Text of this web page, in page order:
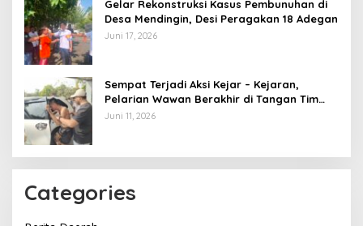
Gelar Rekonstruksi Kasus Pembunuhan di
Desa Mendingin, Desi Peragakan 18 Adegan
Juni 17, 2026
Sempat Terjadi Aksi Kejar – Kejaran,
Pelarian Wawan Berakhir di Tangan Tim
Opsnal Polsek Lubuk Batang, Kaki
Juni 11, 2026
Categories